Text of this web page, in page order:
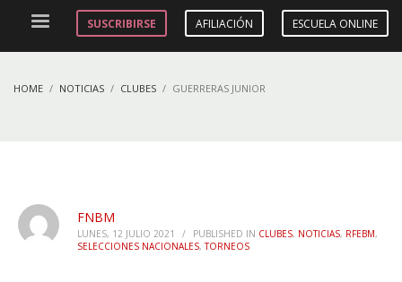
SUSCRIBIRSE AFILIACIÓN ESCUELA ONLINE
HOME NOTICIAS CLUBES GUERRERAS JUNIOR
FNBM
LUNES, 12 JULIO 2021 / PUBLISHED IN CLUBES, NOTICIAS, RFEBM,
SELECCIONES NACIONALES,TORNEOS